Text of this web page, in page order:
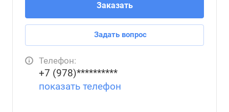
Заказать
Задать вопрос
Телефон:
+7 (978)**********
показать телефон